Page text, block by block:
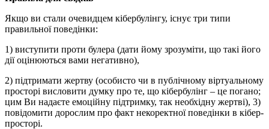
Якщо ви стали очевидцем кібербулінгу, існує три типи
правильної поведінки:
1) виступити проти булера (дати йому зрозуміти, що такі його
дії оцінюються вами негативно),
2) підтримати жертву (особисто чи в публічному віртуальному
просторі висловити думку про те, що кібербулінг – це погано;
цим Ви надаєте емоційну підтримку, так необхідну жертві), 3)
повідомити дорослим про факт некоректної поведінки в кібер-
просторі.